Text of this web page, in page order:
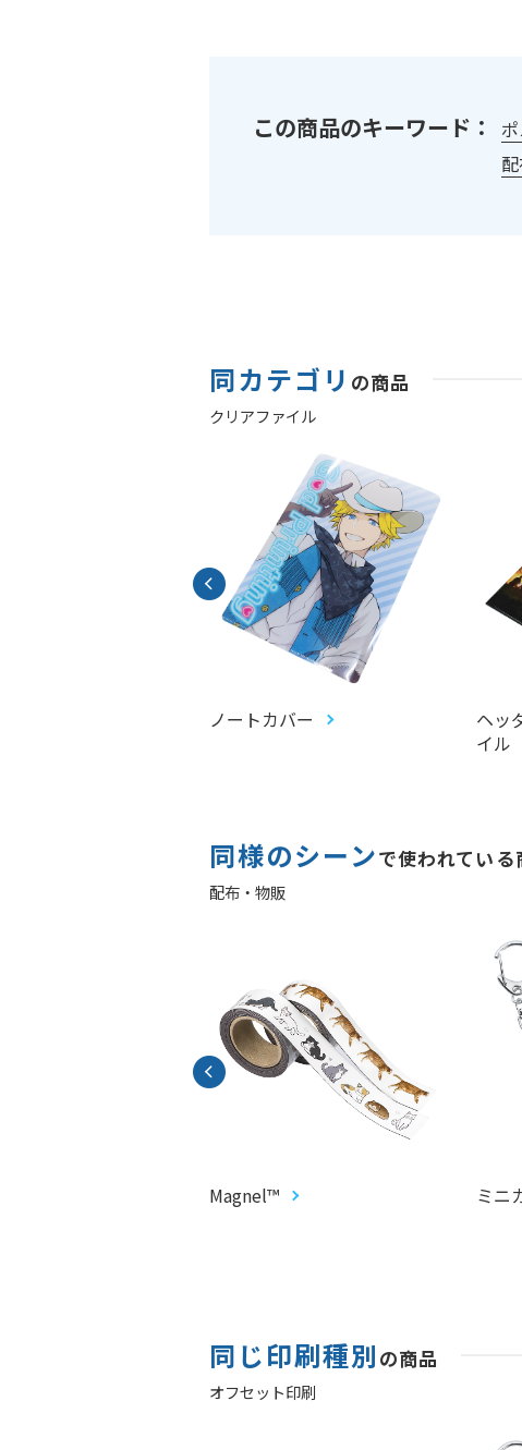
この商品のキーワード：
同カテゴリ の商品
クリアファイル
ノートカバー
ヘッ
イル
同様のシーンで使われている
配布・物販
Magnel™ ミニ
同じ印刷種別 の商品
オフセット印刷